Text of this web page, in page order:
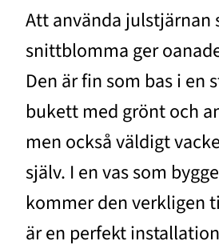
Att använda julstjärnan
snittblomma ger
Den är fin som bas i en
bukett med grönt och
men också väldigt
själv. I en vas som
kommer den verkligen
är en perfekt